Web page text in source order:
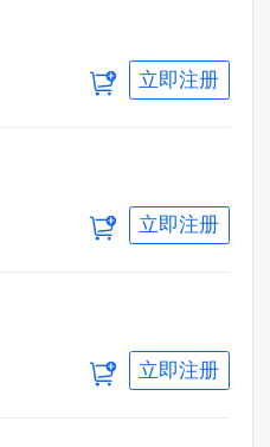
立即注册
立即注册
立即注册